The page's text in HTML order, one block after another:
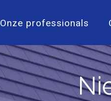
Onze professionals